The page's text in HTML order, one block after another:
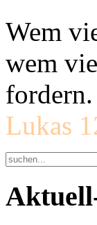
Wem
wem
fordern.
Lukas